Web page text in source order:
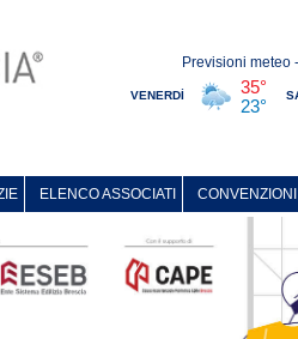
ELENCO ASSOCIATI CONVENZIONI